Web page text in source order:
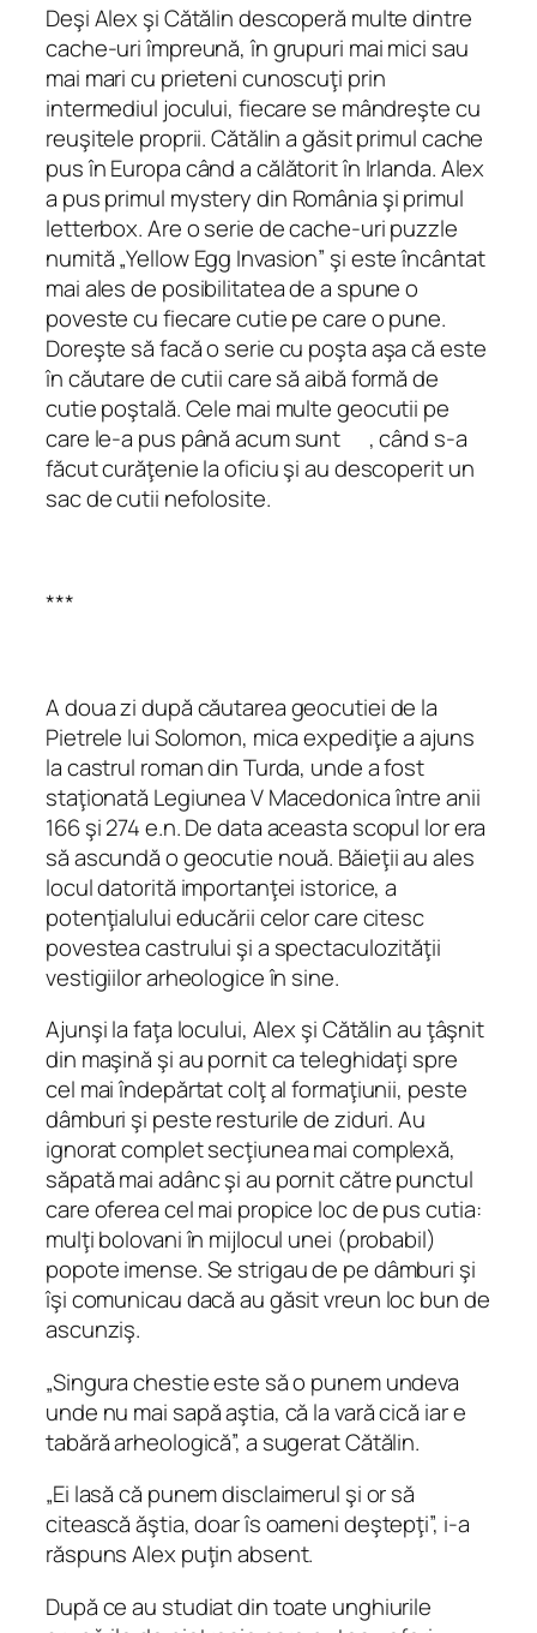
Deşi Alex şi Cătălin descoperă multe dintre
cache-uri împreună, în grupuri mai mici sau
mai mari cu prieteni cunoscuţi prin
intermediul jocului, fiecare se mândreşte cu
reuşitele proprii. Cătălin a găsit primulcache
pus în Europa când a călătorit în Irlanda. Alex
a pus primul mysterydin România şi primul
letterbox. Are o serie decache-uri puzzle
numită „Yellow Egg Invasion” şi este încântat
mai ales de posibilitatea de a spune o
poveste cu fiecare cutie pe care o pune.
Doreşte să facă o serie cu poşta aşa că este
în căutare de cutii care să aibă formă de
cutie poştală. Cele mai multe geocutii pe
care le-a pus până acum sunt , când s‑a
făcut curăţenie la oficiu şi au descoperit un
sac de cutii nefolosite.
***
A doua zi după căutarea geocutiei de la
Pietrele lui Solomon, mica expediţie a ajuns
la castrul roman din Turda, unde a fost
staţionată Legiunea V Macedonica între anii
166 şi 274 e.n. De data aceasta scopul lor era
să ascundă o geocutie nouă. Băieţii au ales
locul datorită importanţei istorice, a
potenţialului educării celor care citesc
povestea castrului şi a spectaculozităţii
vestigiilor arheologice în sine.
Ajunşi la faţa locului, Alex şi Cătălin au ţâşnit
din maşină şi au pornit ca teleghidaţi spre
cel mai îndepărtat colţ al formaţiunii, peste
dâmburi şi peste resturile de ziduri. Au
ignorat complet secţiunea mai complexă,
săpată mai adânc şi au pornit către punctul
care oferea cel mai propice loc de pus cutia:
mulţi bolovani în mijlocul unei (probabil)
popote imense. Se strigau de pe dâmburi şi
îşi comunicau dacă au găsit vreun loc bun de
ascunziş.
„Singura chestie este să o punem undeva
unde nu mai sapă aştia, că la vară cică iar e
tabără arheologică”, a sugerat Cătălin.
„Ei lasă că punem disclaimerul şi or să
citească ăştia, doar îs oameni deştepţi”, i‑a
răspuns Alex puţin absent.
După ce au studiat din toate unghiurile